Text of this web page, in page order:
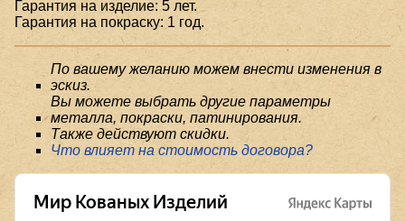
Гарантия на изделие: 5 лет.
Гарантия на покраску: 1 год.
По вашему желанию можем внести изменения в
эскиз.
Вы можете выбрать другие параметры
металла, покраски, патинирования.
Также действуют скидки.
Что влияет на стоимость договора?